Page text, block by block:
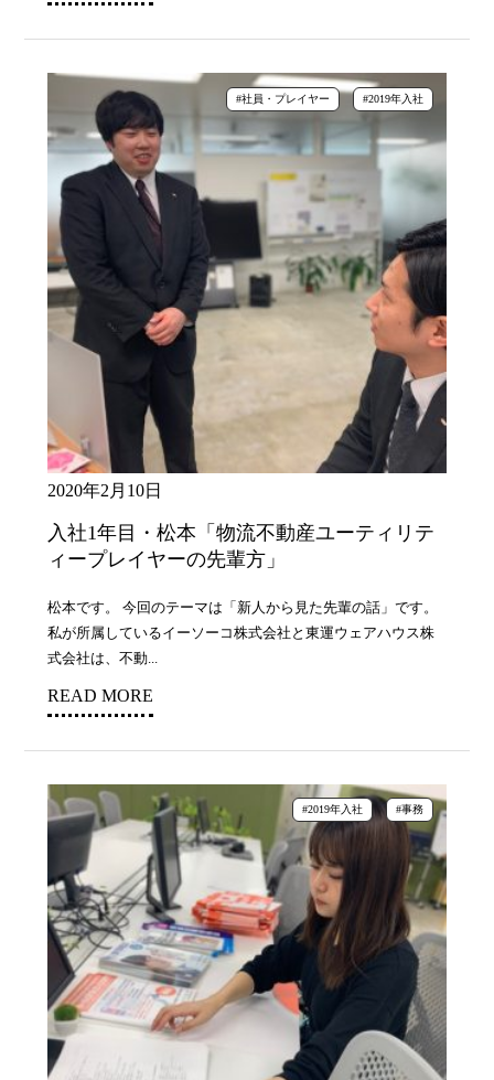
2020年2月10日
入社1年目・松本「物流不動産ユーティリテ
ィープレイヤーの先輩方」
松本です。 今回のテーマは「新人から見た先輩の話」です。
私が所属しているイーソーコ株式会社と東運ウェアハウス株
式会社は、不動...
READ MORE
#社員・プレイヤー #2019年入社
#2019年入社 #事務